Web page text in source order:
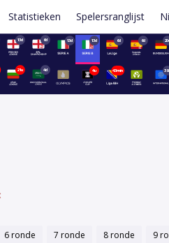
Statistieken Spelersranglijst
13d 6d 13d 13d 6d 6d
21u 4d 4u 43min
6 ronde 7 ronde 8 ronde 9